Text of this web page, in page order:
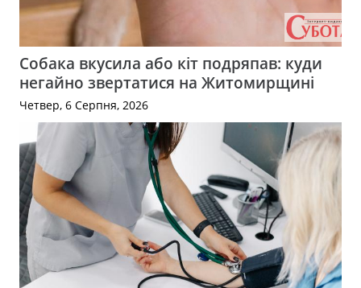
Собака вкусила або кіт подряпав: куди
негайно звертатися на Житомирщині
Четвер, 6 Серпня, 2026